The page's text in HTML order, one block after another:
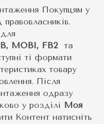
Покупцям у
правовласників.
MOBI, FB2 та
ті формати
товару
Після
одразу
у розділі Моя
Контент натисніть